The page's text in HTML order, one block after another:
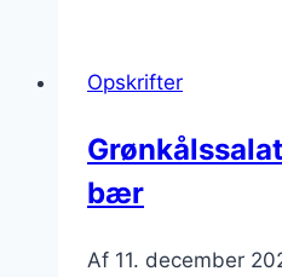
Opskrifter
bær
Af 11. december